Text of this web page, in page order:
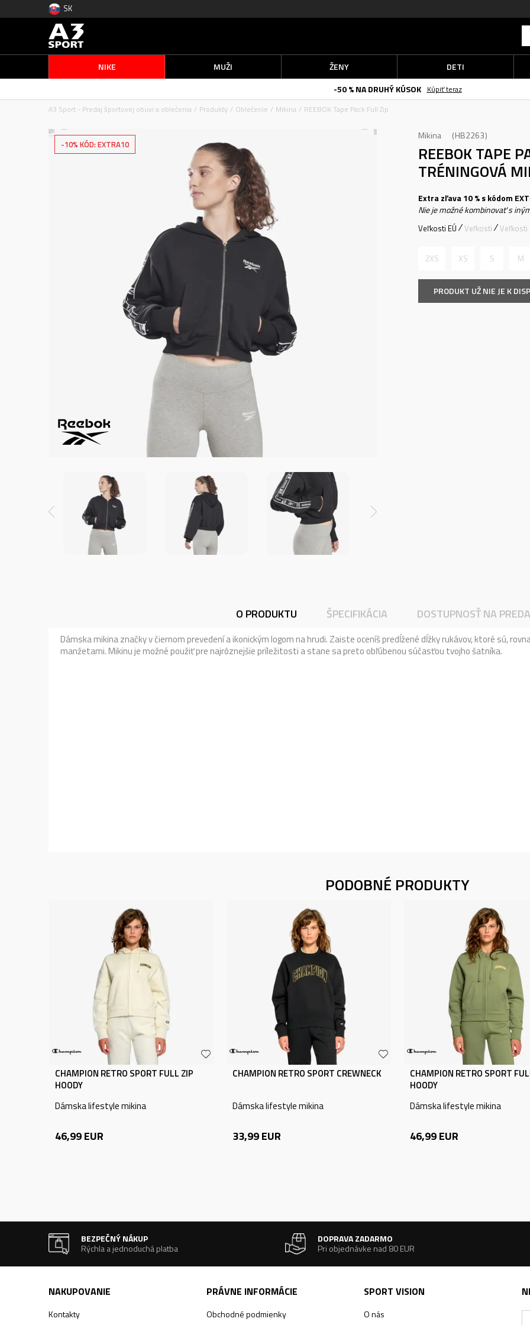
SK
NIKE MUŽI ŽENY DETI
-50 % NA DRUHÝ KÚSOK
Kúpiť teraz
A3 Sport - Predaj športovej obuvi a oblečenia
Produkty Oblečenie Mikina REEBOK Tape Pack Full Zip
-10% KÓD: EXTRA10
Mikina HB2263
REEBOK TAPE
TRÉNINGOVÁ
Extra zľava 10 % s kódom
Nie je možné kombinovať s
Veľkosti EÚ Veľkosti Veľkosti
2XS XS S M
PRODUKT UŽ NIE JE K
O PRODUKTU ŠPECIFIKÁCIA DOSTUPNOSŤ NA
Dámska mikina značky v čiernom prevedení a ikonickým logom na hrudi. Zaiste oceníš predĺžené dĺžky rukávov, ktoré sú,
manžetami. Mikinu je možné použiť pre najrôznejšie príležitosti a stane sa preto obľúbenou súčasťou tvojho šatníka.
PODOBNÉ PRODUKTY
CHAMPION RETRO SPORT FULL ZIP
HOODY
Dámska lifestyle mikina
46,99EUR
CHAMPION RETRO SPORT CREWNECK
Dámska lifestyle mikina
33,99EUR
CHAMPION RETRO SPORT
HOODY
Dámska lifestyle mikina
46,99EUR
BEZPEČNÝ NÁKUP
Rýchla a jednoduchá platba
DOPRAVA ZADARMO
Pri objednávke nad 80 EUR
NAKUPOVANIE
Kontakty
PRÁVNE INFORMÁCIE
Obchodné podmienky
SPORT VISION
O nás